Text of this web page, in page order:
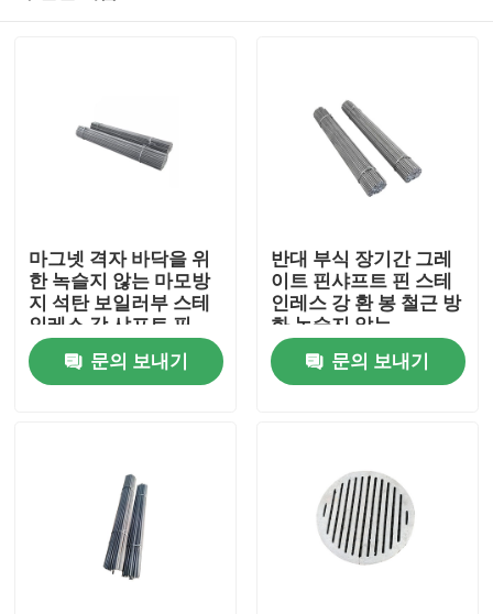
우리에 대하여
공장 여행
마그넷 격자 바닥을 위
한 녹슬지 않는 마모방
지 석탄 보일러부 스테
인레스 강 샤프트 핀
문의 보내기
반대 부식 장기간 그레
이트 핀샤프트 핀 스테
인레스 강 환 봉 철근 방
화 녹슬지 않는
문의 보내기